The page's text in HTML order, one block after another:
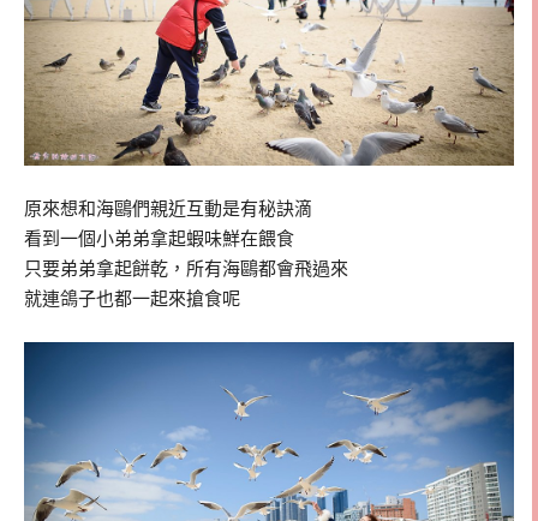
原來想和海鷗們親近互動是有秘訣滴
看到一個小弟弟拿起蝦味鮮在餵食
只要弟弟拿起餅乾，所有海鷗都會飛過來
就連鴿子也都一起來搶食呢